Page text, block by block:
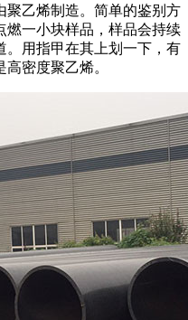
聚乙烯制造。简单的鉴别方
燃一小块样品，样品会持续
。用指甲在其上划一下，有
密度聚乙烯。